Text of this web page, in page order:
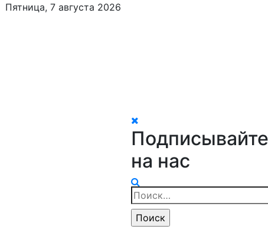
Пятница, 7 августа 2026
на нас
Найти: